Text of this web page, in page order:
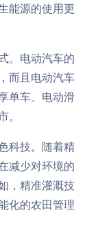
能源的使用更
。电动汽车的
而且电动汽车
单车、电动滑
科技。随着精
减少对环境的
，精准灌溉技
化的农田管理